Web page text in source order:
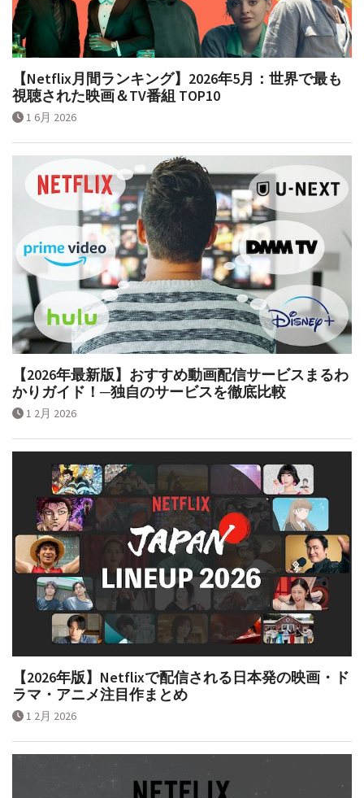
【Netflix月間ランキング】2026年5月：世界で最も
視聴された映画＆TV番組 TOP10
【2026年最新版】おすすめ動画配信サービスまるわ
かりガイド！─独自のサービスを徹底比較
【2026年版】Netflixで配信される日本発の映画・ド
ラマ・アニメ注目作まとめ